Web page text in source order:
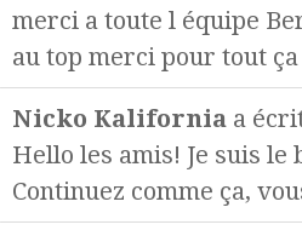
merci a toute l équipe
au top merci pour tout
Nicko Kalifornia a
Hello les amis! Je suis le
Continuez comme ça,